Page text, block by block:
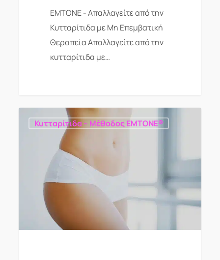
EMTONE - Απαλλαγείτε από την
Κυτταρίτιδα με Μη Επεμβατική
Θεραπεία Απαλλαγείτε από την
κυτταρίτιδα με…
Κυτταρίτιδα – Μέθοδος EMTONE®